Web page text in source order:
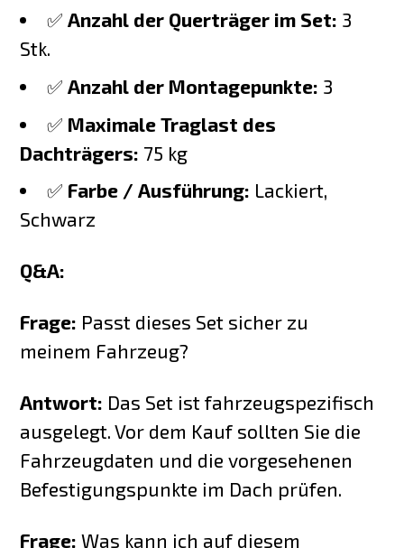
✅ Anzahl der Querträger im Set: 3
Stk.
✅ Anzahl der Montagepunkte: 3
✅ Maximale Traglast des
Dachträgers: 75 kg
✅ Farbe / Ausführung: Lackiert,
Schwarz
Q&A:
Frage: Passt dieses Set sicher zu
meinem Fahrzeug?
Antwort: Das Set ist fahrzeugspezifisch
ausgelegt. Vor dem Kauf sollten Sie die
Fahrzeugdaten und die vorgesehenen
Befestigungspunkte im Dach prüfen.
Frage: Was kann ich auf diesem